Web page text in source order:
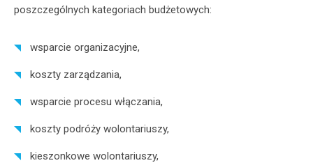
poszczególnych kategoriach budżetowych:
wsparcie organizacyjne,
koszty zarządzania,
wsparcie procesu włączania,
koszty podróży wolontariuszy,
kieszonkowe wolontariuszy,